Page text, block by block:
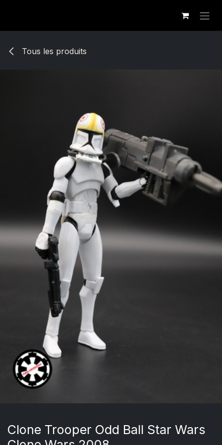
Tous les produits
Clone Trooper Odd Ball Star Wars